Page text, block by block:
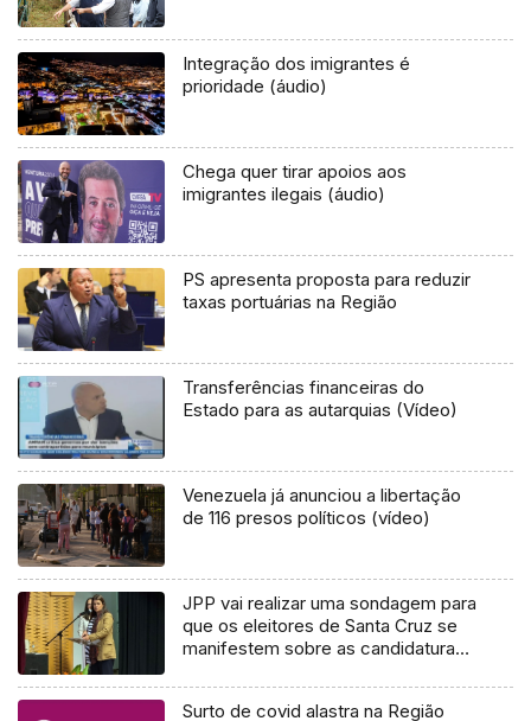
Integração dos imigrantes é
prioridade (áudio)
Chega quer tirar apoios aos
imigrantes ilegais (áudio)
PS apresenta proposta para reduzir
taxas portuárias na Região
Transferências financeiras do
Estado para as autarquias (Vídeo)
Venezuela já anunciou a libertação
de 116 presos políticos (vídeo)
JPP vai realizar uma sondagem para
que os eleitores de Santa Cruz se
manifestem sobre as candidaturas
Surto de covid alastra na Região